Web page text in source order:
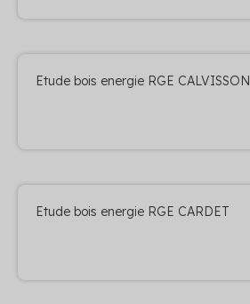
Etude bois energie RGE CALVISSON
Etude bois energie RGE CARDET